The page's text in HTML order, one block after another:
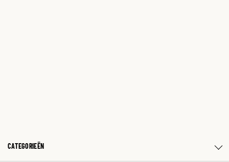
CATEGORIEËN